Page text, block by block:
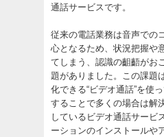
通話サービスです。
従来の電話業務は音声での
心となるため、状況把握や
てしまう、認識の齟齬がお
題がありました。この課題
化できる“ビデオ通話”を使
することで多くの場合は解
しているビデオ通話サービ
ーションのインストールや